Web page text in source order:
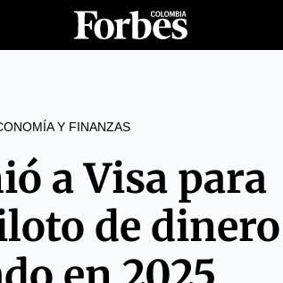
Y FINANZAS
a Visa para
de dinero